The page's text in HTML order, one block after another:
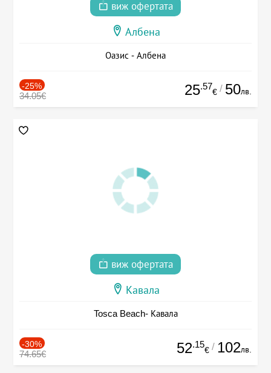
виж офертата
Албена
Оазис - Албена
-25%
34.05€ 25.57
€ / 50лв.
виж офертата
Кавала
Tosca Beach- Кавала
-30%
74.65€ 52.15
€ / 102лв.